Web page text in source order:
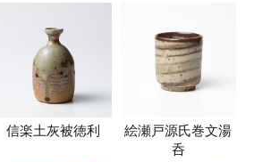
信楽土灰被徳利
絵瀬戸源氏巻文湯
呑